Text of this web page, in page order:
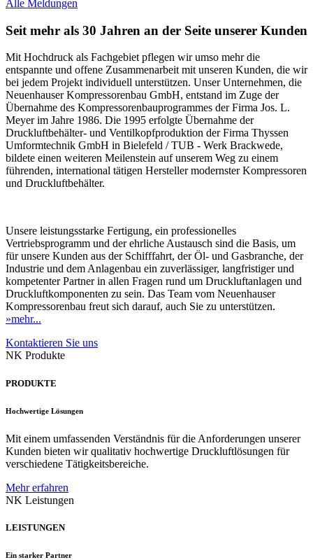
Alle Meldungen
Seit mehr als 30 Jahren an der Seite unserer Kunden
Mit Hochdruck als Fachgebiet pflegen wir umso mehr die
entspannte und offene Zusammenarbeit mit unseren Kunden, die wir
bei jedem Projekt individuell unterstützen. Unser Unternehmen, die
Neuenhauser Kompressorenbau GmbH, entstand im Zuge der
Übernahme des Kompressorenbauprogrammes der Firma Jos. L.
Meyer im Jahre 1986. Die 1995 erfolgte Übernahme der
Druckluftbehälter- und Ventilkopfproduktion der Firma Thyssen
Umformtechnik GmbH in Bielefeld / TUB - Werk Brackwede,
bildete einen weiteren Meilenstein auf unserem Weg zu einem
führenden, international tätigen Hersteller modernster Kompressoren
und Druckluftbehälter.
Unsere leistungsstarke Fertigung, ein professionelles
Vertriebsprogramm und der ehrliche Austausch sind die Basis, um
für unsere Kunden aus der Schifffahrt, der Öl- und Gasbranche, der
Industrie und dem Anlagenbau ein zuverlässiger, langfristiger und
kompetenter Partner in allen Fragen rund um Druckluftanlagen und
Druckluftkomponenten zu sein. Das Team vom Neuenhauser
Kompressorenbau freut sich darauf, auch Sie zu unterstützen.
»mehr...
Kontaktieren Sie uns
NK Produkte
PRODUKTE
Hochwertige Lösungen
Mit einem umfassenden Verständnis für die Anforderungen unserer
Kunden bieten wir qualitativ hochwertige Druckluftlösungen für
verschiedene Tätigkeitsbereiche.
Mehr erfahren
NK Leistungen
LEISTUNGEN
Ein starker Partner